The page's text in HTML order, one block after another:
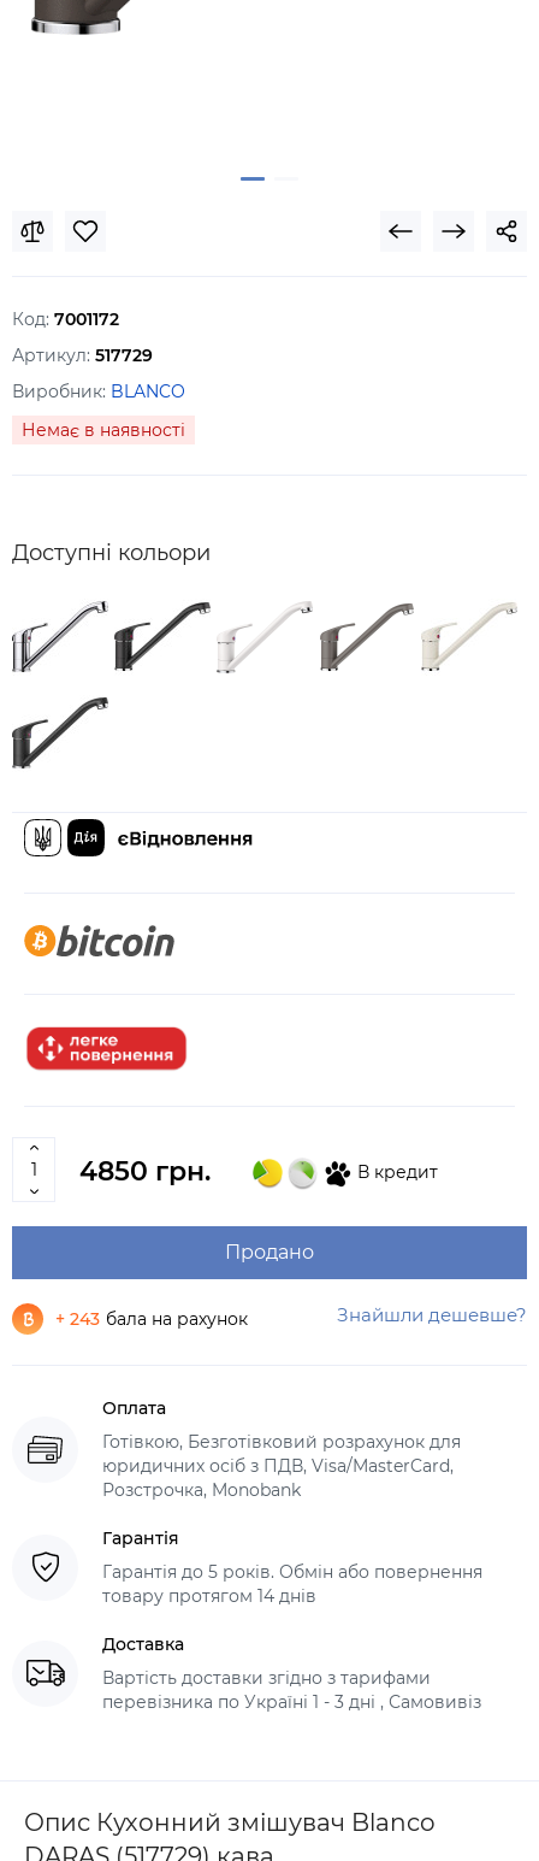
Код: 7001172
Артикул: 517729
Виробник: BLANCO
Немає в наявності
Доступні кольори
4850 грн. В кредит
Продано
+ 243 бала на рахунок Знайшли дешевше?
Оплата
Готівкою, Безготівковий розрахунок для
юридичних осіб з ПДВ, Visa/MasterCard,
Розстрочка, Monobank
Гарантія
Гарантія до 5 років. Обмін або повернення
товару протягом 14 днів
Доставка
Вартість доставки згідно з тарифами
перевізника по Україні 1 - 3 дні , Самовивіз
Опис Кухонний змішувач Blanco